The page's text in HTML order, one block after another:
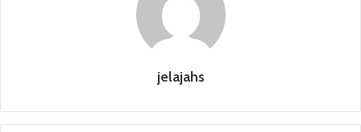
jelajahs